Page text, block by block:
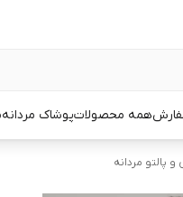
همه محصولاتپوشاک مردانه
پالتو مردانه